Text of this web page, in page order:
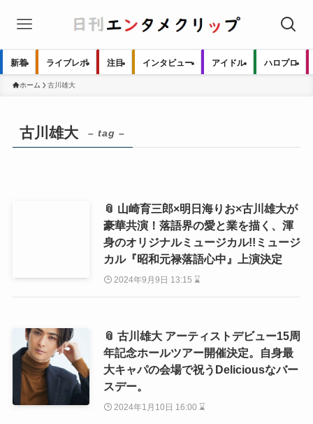
新着 ライブレポ 注目 インタビュー アイドル ハロプロ
ホーム 古川雄大
古川雄大 – tag –
📎 山崎育三郎×明日海りお×古川雄大が
豪華共演！落語界の愛と業を描く、渾
身のオリジナルミュージカル!!ミュージ
カル『昭和元禄落語心中』上演決定
2024年9月9日 13:15 ⌛
📎 古川雄大 アーティストデビュー15周
年記念ホールツアー開催決定。自身最
大キャパの会場で祝うDeliciousなバー
スデー。
2024年1月10日 16:00 ⌛